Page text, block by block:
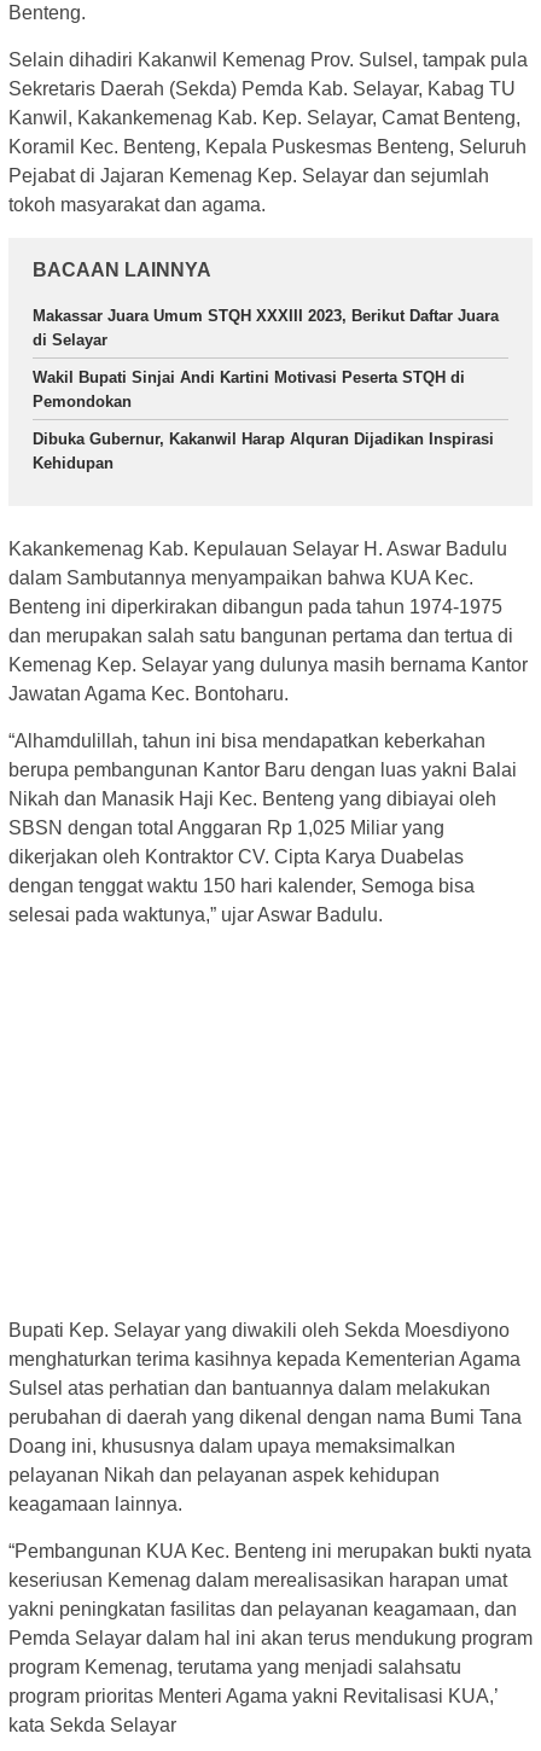
Benteng.
Selain dihadiri Kakanwil Kemenag Prov. Sulsel, tampak pula
Sekretaris Daerah (Sekda) Pemda Kab. Selayar, Kabag TU
Kanwil, Kakankemenag Kab. Kep. Selayar, Camat Benteng,
Koramil Kec. Benteng, Kepala Puskesmas Benteng, Seluruh
Pejabat di Jajaran Kemenag Kep. Selayar dan sejumlah
tokoh masyarakat dan agama.
BACAAN LAINNYA
Makassar Juara Umum STQH XXXIII 2023, Berikut Daftar Juara
di Selayar
Wakil Bupati Sinjai Andi Kartini Motivasi Peserta STQH di
Pemondokan
Dibuka Gubernur, Kakanwil Harap Alquran Dijadikan Inspirasi
Kehidupan
Kakankemenag Kab. Kepulauan Selayar H. Aswar Badulu
dalam Sambutannya menyampaikan bahwa KUA Kec.
Benteng ini diperkirakan dibangun pada tahun 1974-1975
dan merupakan salah satu bangunan pertama dan tertua di
Kemenag Kep. Selayar yang dulunya masih bernama Kantor
Jawatan Agama Kec. Bontoharu.
“Alhamdulillah, tahun ini bisa mendapatkan keberkahan
berupa pembangunan Kantor Baru dengan luas yakni Balai
Nikah dan Manasik Haji Kec. Benteng yang dibiayai oleh
SBSN dengan total Anggaran Rp 1,025 Miliar yang
dikerjakan oleh Kontraktor CV. Cipta Karya Duabelas
dengan tenggat waktu 150 hari kalender, Semoga bisa
selesai pada waktunya,” ujar Aswar Badulu.
Bupati Kep. Selayar yang diwakili oleh Sekda Moesdiyono
menghaturkan terima kasihnya kepada Kementerian Agama
Sulsel atas perhatian dan bantuannya dalam melakukan
perubahan di daerah yang dikenal dengan nama Bumi Tana
Doang ini, khususnya dalam upaya memaksimalkan
pelayanan Nikah dan pelayanan aspek kehidupan
keagamaan lainnya.
“Pembangunan KUA Kec. Benteng ini merupakan bukti nyata
keseriusan Kemenag dalam merealisasikan harapan umat
yakni peningkatan fasilitas dan pelayanan keagamaan, dan
Pemda Selayar dalam hal ini akan terus mendukung program
program Kemenag, terutama yang menjadi salahsatu
program prioritas Menteri Agama yakni Revitalisasi KUA,’
kata Sekda Selayar